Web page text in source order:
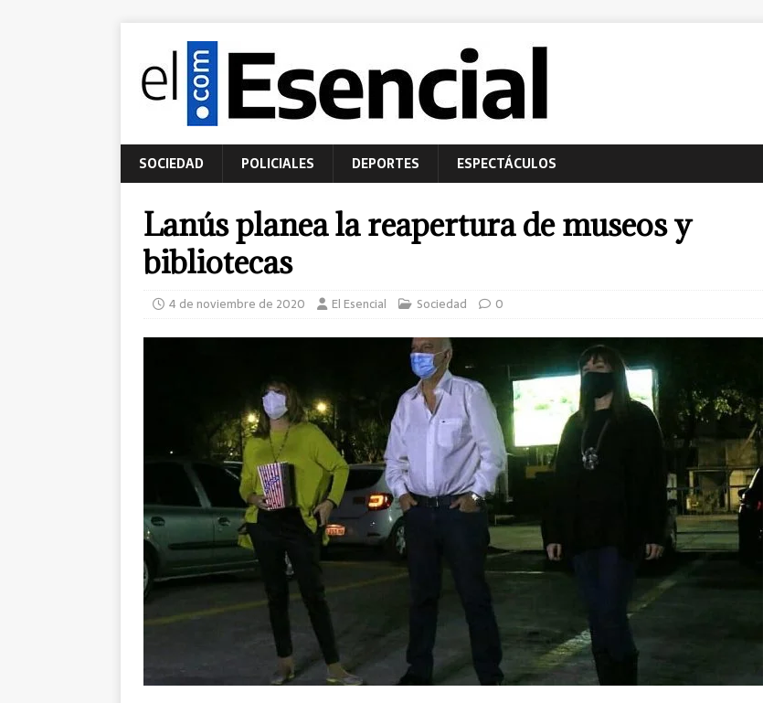
SOCIEDAD POLICIALES DEPORTES ESPECTÁCULOS
Lanús planea la reapertura de museos y
bibliotecas
4 de noviembre de 2020 El Esencial Sociedad 0